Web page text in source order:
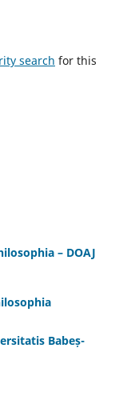
search for this
– DOAJ
Babeș-